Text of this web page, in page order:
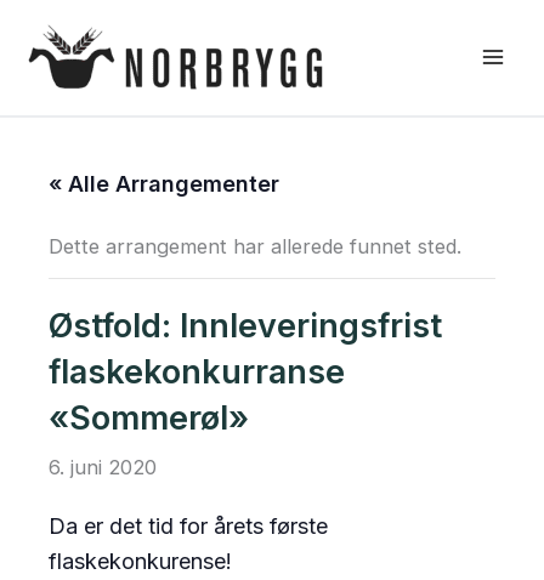
rett
« Alle Arrangementer
Dette arrangement har allerede funnet sted.
Østfold: Innleveringsfrist
flaskekonkurranse
«Sommerøl»
6. juni 2020
Da er det tid for årets første
flaskekonkurense!